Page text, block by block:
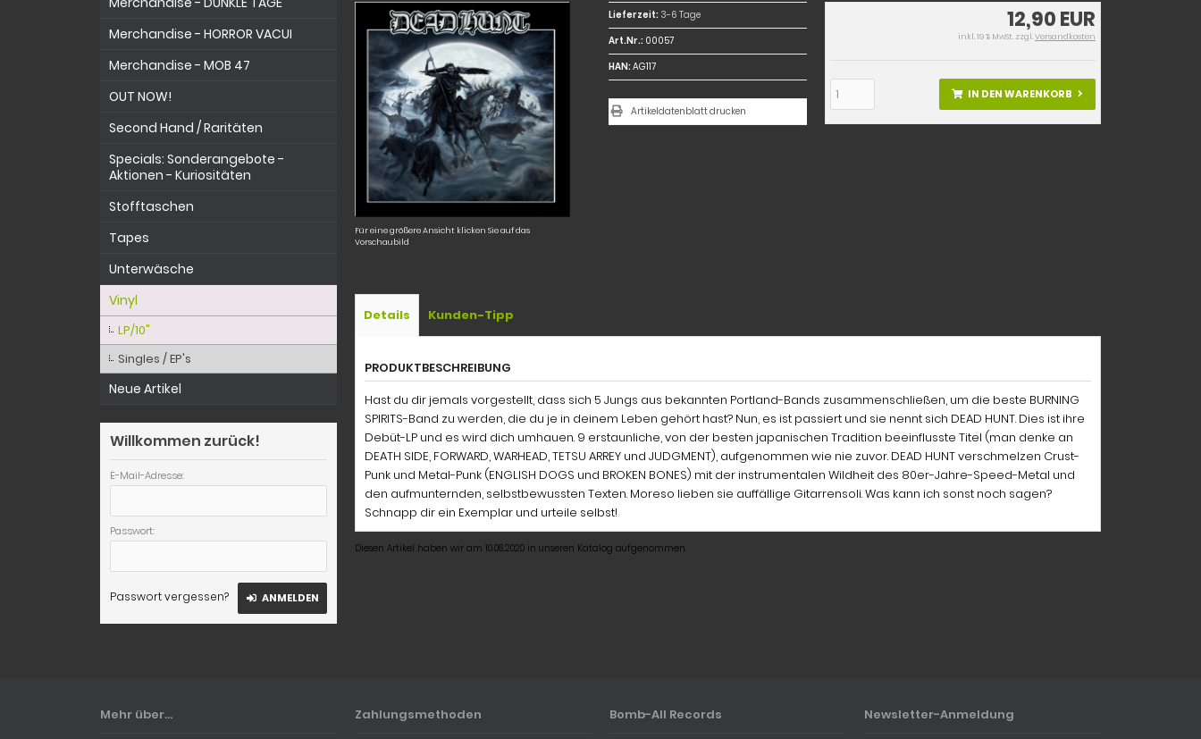
Für eine größere Ansicht klicken Sie auf das
Vorschaubild
12,90 EUR
inkl. 19 % MwSt. zzgl.Versandkosten
IN DEN WARENKORB
Lieferzeit: 3-6 Tage
Art.Nr.: 00057
HAN:AG117
Artikeldatenblatt drucken
Details Kunden-Tipp
PRODUKTBESCHREIBUNG
Hast du dir jemals vorgestellt, dass sich 5 Jungs aus bekannten Portland-Bands zusammenschließen, um die beste BURNING
SPIRITS-Band zu werden, die du je in deinem Leben gehört hast? Nun, es ist passiert und sie nennt sich DEAD HUNT. Dies ist ihre
Debüt-LP und es wird dich umhauen. 9 erstaunliche, von der besten japanischen Tradition beeinflusste Titel (man denke an
DEATH SIDE, FORWARD, WARHEAD, TETSU ARREY und JUDGMENT), aufgenommen wie nie zuvor. DEAD HUNT verschmelzen Crust-
Punk und Metal-Punk (ENGLISH DOGS und BROKEN BONES) mit der instrumentalen Wildheit des 80er-Jahre-Speed-Metal und
den aufmunternden, selbstbewussten Texten. Moreso lieben sie auffällige Gitarrensoli. Was kann ich sonst noch sagen?
Schnapp dir ein Exemplar und urteile selbst!
Diesen Artikel haben wir am 10.08.2020 in unseren Katalog aufgenommen.
Merchandise - HORROR VACUI
Merchandise - MOB 47
OUT NOW!
Second Hand / Raritäten
Specials: Sonderangebote -
Aktionen - Kuriositäten
Stofftaschen
Tapes
Unterwäsche
Vinyl
LP/10"
Singles / EP's
Neue Artikel
Willkommen zurück!
E-Mail-Adresse:
Passwort:
Passwort vergessen? ANMELDEN
Mehr über... Zahlungsmethoden Bomb-All Records Newsletter-Anmeldung